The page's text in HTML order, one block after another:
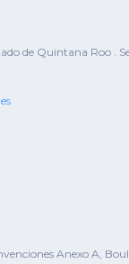
de Quintana Roo .
Anexo A,